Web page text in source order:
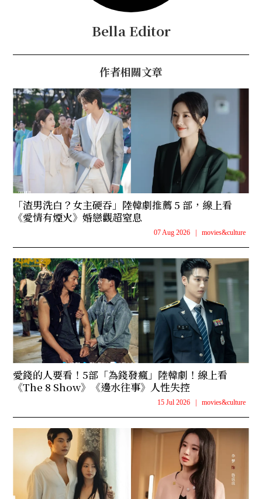
Bella Editor
作者相關文章
「渣男洗白？女主硬吞」陸韓劇推薦 5 部，線上看
《愛情有煙火》婚戀觀超窒息
07 Aug 2026 movies&culture
愛錢的人要看！5部「為錢發瘋」陸韓劇！線上看
《The 8 Show》《邊水往事》人性失控
15 Jul 2026 movies&culture